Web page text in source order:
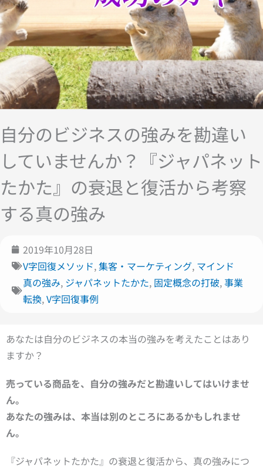
自分のビジネスの強みを勘違い
していませんか？『ジャパネット
たかた』の衰退と復活から考察
する真の強み
2019年10月28日
V字回復メソッド,集客・マーケティング, マインド
真の強み, ジャパネットたかた, 固定概念の打破,事業
転換,V字回復事例
あなたは自分のビジネスの本当の強みを考えたことはあり
ますか？
売っている商品を、 自分の強みだと勘違いしてはいけませ
ん。
あなたの強みは、 本当は別のところにあるかもしれませ
ん。
『ジャパネットたかた』の衰退と復活から、真の強みにつ